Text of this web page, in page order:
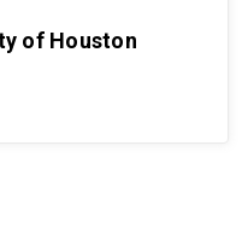
of Houston